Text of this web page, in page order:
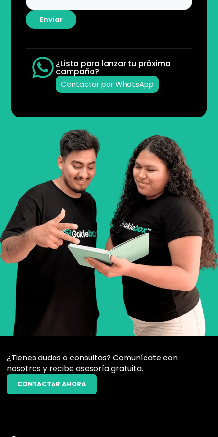
Enviar
¿Listo para lanzar tu próxima
campaña?
Contactar por WhatsApp
¿Tienes dudas o consultas? Comunícate con
nosotros y recibe asesoría gratuita.
CONTACTAR AHORA